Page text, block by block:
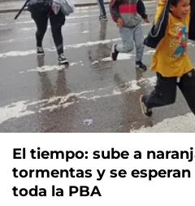
El tiempo: sube a
tormentas y se
toda la PBA